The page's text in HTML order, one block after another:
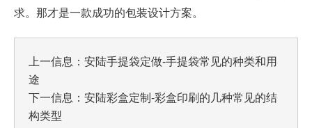
求。那才是一款成功的包装设计方案。
上一信息： 安陆手提袋定做-手提袋常见的种类和用
途
下一信息： 安陆彩盒定制-彩盒印刷的几种常见的结
构类型